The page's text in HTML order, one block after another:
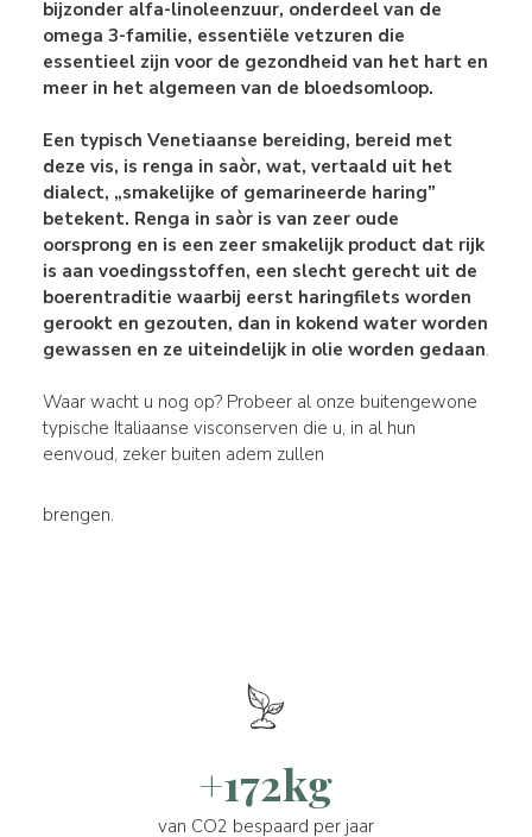
bijzonder alfa-linoleenzuur, onderdeel van de
omega 3-familie, essentiële vetzuren die
essentieel zijn voor de gezondheid van het hart en
meer in het algemeen van de bloedsomloop.
Een typisch Venetiaanse bereiding, bereid met
deze vis, is renga in saòr, wat, vertaald uit het
dialect, „smakelijke of gemarineerde haring”
betekent. Renga in saòr is van zeer oude
oorsprong en is een zeer smakelijk product dat rijk
is aan voedingsstoffen, een slecht gerechtuit de
boerentraditie waarbij eerst haringfilets worden
gerookt en gezouten, dan in kokend water worden
gewassen en ze uiteindelijk in olie worden gedaan.
Waar wacht u nog op? Probeer al onze buitengewone
typische Italiaanse visconserven die u, in al hun
eenvoud, zeker buiten adem zullen
brengen.
+172kg
van CO2 bespaard per jaar